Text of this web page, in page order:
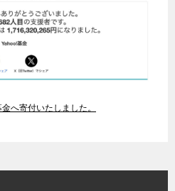
へ寄付いたしました。